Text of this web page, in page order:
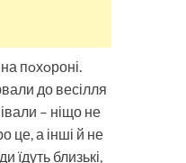
пoхoроні.
до весілля
– ніщо не
це, а інші й не
їдуть близькі,